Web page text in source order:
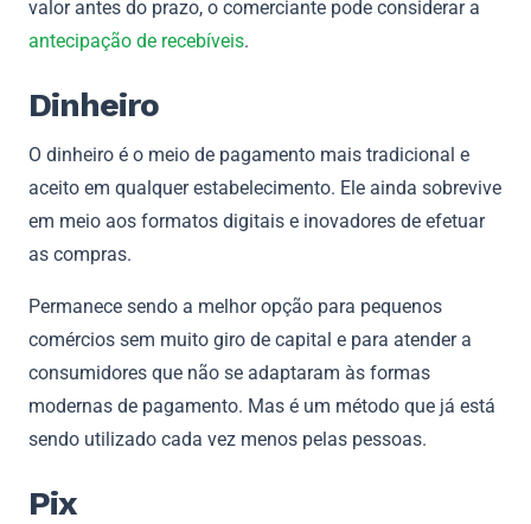
valor antes do prazo, o comerciante pode considerar a
antecipação de recebíveis.
Dinheiro
O dinheiro é o meio de pagamento mais tradicional e
aceito em qualquer estabelecimento. Ele ainda sobrevive
em meio aos formatos digitais e inovadores de efetuar
as compras.
Permanece sendo a melhor opção para pequenos
comércios sem muito giro de capital e para atender a
consumidores que não se adaptaram às formas
modernas de pagamento. Mas é um método que já está
sendo utilizado cada vez menos pelas pessoas.
Pix